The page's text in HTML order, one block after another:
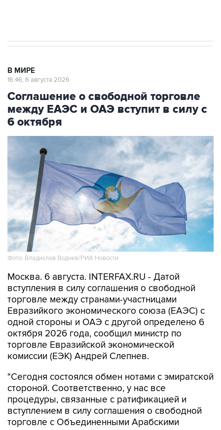
В МИРЕ
16:46, 6 августа 2026
Соглашение о свободной торговле
между ЕАЭС и ОАЭ вступит в силу с
6 октября
Фото: Владислав Воднев/РИА Новости
Москва. 6 августа. INTERFAX.RU - Датой
вступления в силу соглашения о свободной
торговле между странами-участницами
Евразийкого экономического союза (ЕАЭС) с
одной стороны и ОАЭ с другой определено 6
октября 2026 года, сообщил министр по
торговле Евразийской экономической
комиссии (ЕЭК) Андрей Слепнев.
"Сегодня состоялся обмен нотами с эмиратской
стороной. Соответственно, у нас все
процедуры, связанные с ратификацией и
вступлением в силу соглашения о свободной
торговле с Объединенными Арабскими